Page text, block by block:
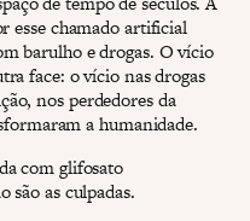
esse chamado artificial
barulho e drogas. O vício
face: o vício nas drogas
nos perdedores da
a humanidade.
com glifosato
são as culpadas.